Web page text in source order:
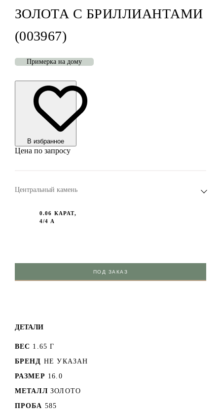
ЗОЛОТА С БРИЛЛИАНТАМИ
(003967)
Примерка на дому
В избранноe
Цена по запросу
Центральный камень
0.06 КАРАТ,
4/4 А
ПОД ЗАКАЗ
ДЕТАЛИ
ВЕС 1.65 Г
БРЕНД НЕ УКАЗАН
РАЗМЕР 16.0
МЕТАЛЛ ЗОЛОТО
ПРОБА 585